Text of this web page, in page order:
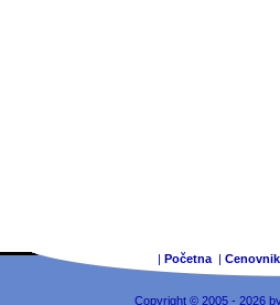
| Početna| Cenovnik
Copyright © 2005 - 2026